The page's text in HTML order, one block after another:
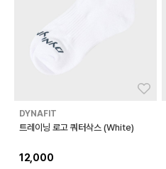
DYNAFIT
트레이닝 로고 쿼터삭스 (White)
12,000